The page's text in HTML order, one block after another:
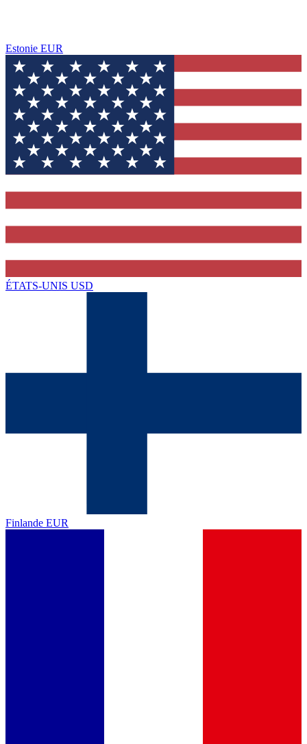
Estonie EUR
ÉTATS-UNIS USD
Finlande EUR